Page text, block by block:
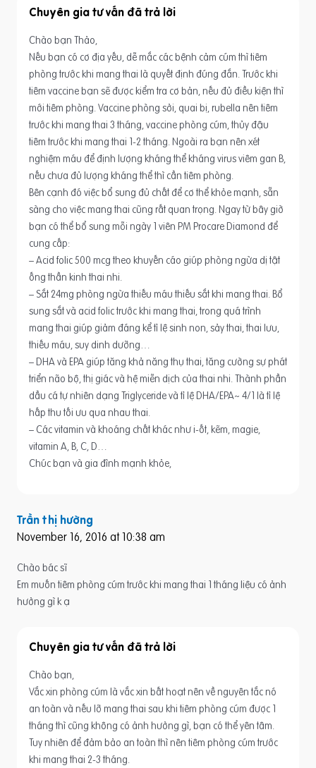
Chuyên gia tư vấn
Chào bạn Thảo,
Nếu bạn có cơ địa yếu, dễ mắc các bệnh cảm cúm thì tiêm
phòng trước khi mang thai là quyết định đúng đắn. Trước khi
tiêm vaccine bạn sẽ được kiểm tra cơ bản, nếu đủ điều kiện thì
mới tiêm phòng. Vaccine phòng sởi, quai bị, rubella nên tiêm
trước khi mang thai 3 tháng, vaccine phòng cúm, thủy đậu
tiêm trước khi mang thai 1-2 tháng. Ngoài ra bạn nên xét
nghiệm máu để định lượng kháng thể kháng virus viêm gan B,
nếu chưa đủ lượng kháng thể thì cần tiêm phòng.
Bên cạnh đó việc bổ sung đủ chất để cơ thể khỏe mạnh, sẵn
sàng cho việc mang thai cũng rất quan trọng. Ngay từ bây giờ
bạn có thể bổ sung mỗi ngày 1 viên PM Procare Diamond để
cung cấp:
– Acid folic 500 mcg theo khuyến cáo giúp phòng ngừa dị tật
ống thần kinh thai nhi.
– Sắt 24mg phòng ngừa thiếu máu thiếu sắt khi mang thai. Bổ
sung sắt và acid folic trước khi mang thai, trong quá trình
mang thai giúp giảm đáng kể tỉ lệ sinh non, sảy thai, thai lưu,
thiếu máu, suy dinh dưỡng…
– DHA và EPA giúp tăng khả năng thụ thai, tăng cường sự phát
triển não bộ, thị giác và hệ miễn dịch của thai nhi. Thành phần
dầu cá tự nhiên dạng Triglyceride và tỉ lệ DHA/EPA~ 4/1 là tỉ lệ
hấp thu tối ưu qua nhau thai.
– Các vitamin và khoáng chất khác như i-ốt, kẽm, magie,
vitamin A, B, C, D…
Chúc bạn và gia đình mạnh khỏe,
Trần thị hường
November 16, 2016 at 10:38 am
Chào bác sĩ
Em muốn tiêm phòng cúm trước khi mang thai 1 tháng liệu có ảnh
hưởng gì k ạ
Chuyên gia tư vấn
Chào bạn,
Vắc xin phòng cúm là vắc xin bất hoạt nên về nguyên tắc nó
an toàn và nếu lỡ mang thai sau khi tiêm phòng cúm được 1
tháng thì cũng không có ảnh hưởng gì, bạn có thể yên tâm.
Tuy nhiên để đảm bảo an toàn thì nên tiêm phòng cúm trước
khi mang thai 2-3 tháng.